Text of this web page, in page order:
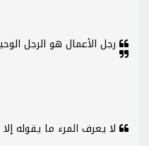
رجل الأعمال هو الرجل
لا يعرف المرء ما يقوله